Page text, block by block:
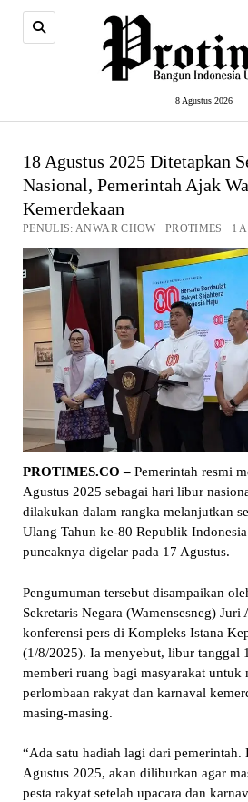
8 Agustus 2026
18 Agustus 2025 Ditetapkan
Nasional, Pemerintah Ajak
Kemerdekaan
PENULIS: ANWAR CHOW PROTIMES 1
PROTIMES.CO – Pemerintah resmi
Agustus 2025 sebagai hari libur
dilakukan dalam rangka melanjutkan
Ulang Tahun ke-80 Republik
puncaknya digelar pada 17 Agustus.
Pengumuman tersebut disampaikan
Sekretaris Negara (Wamensesneg)
konferensi pers di Kompleks Istana
(1/8/2025). Ia menyebut, libur tanggal
memberi ruang bagi masyarakat untuk
perlombaan rakyat dan karnaval
masing-masing.
“Ada satu hadiah lagi dari pemerintah.
Agustus 2025, akan diliburkan agar
pesta rakyat setelah upacara dan